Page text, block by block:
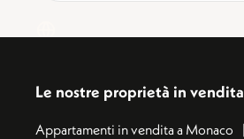
Le nostre proprietà in vendita
Appartamenti in vendita a Monaco